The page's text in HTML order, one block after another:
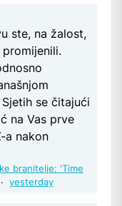
ste, na žalost,
se čitajući
na Vas prve
a nakon
branitelje: 'Time
· yesterday